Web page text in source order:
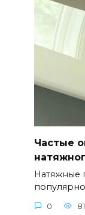
Частые
Натяжные
0